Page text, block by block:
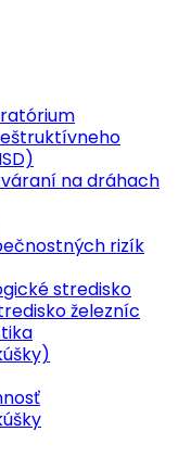
na dráhach
rizík
stredisko
železníc